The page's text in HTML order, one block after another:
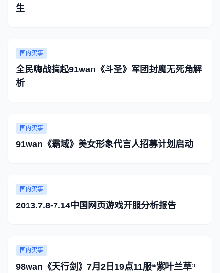
生
国内实事
全民嗨战搞起91wan《斗圣》军团封魔无死角解
析
国内实事
91wan《霸域》美女形象代言人招募计划启动
国内实事
2013.7.8-7.14中国网页游戏开服分析报告
国内实事
98wan《天行剑》7月2日19点11服“紫叶兰草”